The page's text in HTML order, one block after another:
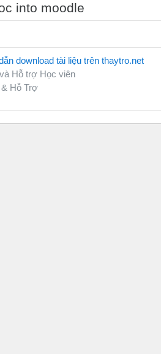
into moodle
download tài liệu trên thaytro.net
Hỗ trợ Học viên
Hỗ Trợ